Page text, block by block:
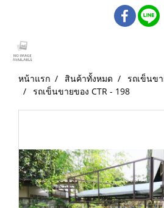
หน้าแรก สินค้าทั้งหมด
รถเข็นข
รถเข็นขายของ CTR - 198